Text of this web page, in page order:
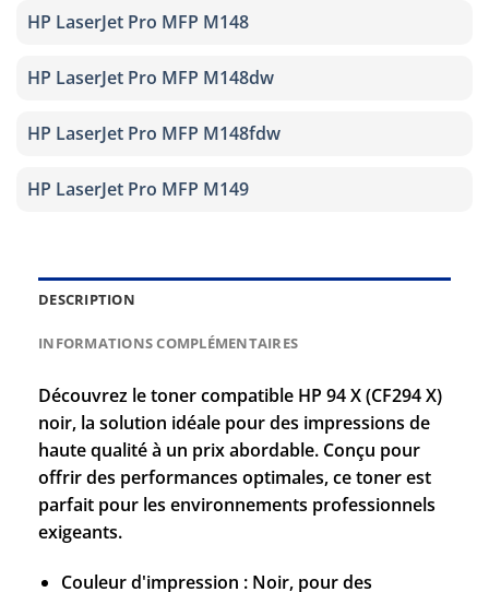
HP LaserJet Pro MFP M148
HP LaserJet Pro MFP M148dw
HP LaserJet Pro MFP M148fdw
HP LaserJet Pro MFP M149
DESCRIPTION
INFORMATIONS COMPLÉMENTAIRES
Découvrez le toner compatible HP 94 X (CF294 X)
noir, la solution idéale pour des impressions de
haute qualité à un prix abordable. Conçu pour
offrir des performances optimales, ce toner est
parfait pour les environnements professionnels
exigeants.
Couleur d'impression : Noir, pour des